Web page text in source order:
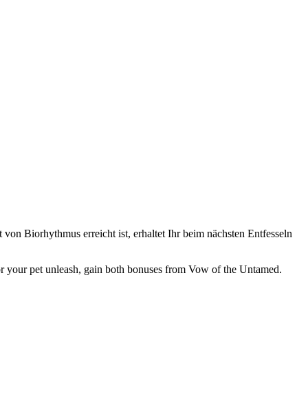
Biorhythmus erreicht ist, erhaltet Ihr beim nächsten Entfesseln
pet unleash, gain both bonuses from Vow of the Untamed.